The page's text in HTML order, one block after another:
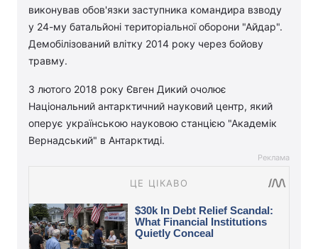
виконував обов'язки заступника командира взводу
у 24-му батальйоні територіальної оборони "Айдар".
Демобілізований влітку 2014 року через бойову
травму.
З лютого 2018 року Євген Дикий очолює
Національний антарктичний науковий центр, який
оперує українською науковою станцією "Академік
Вернадський" в Антарктиді.
Реклама